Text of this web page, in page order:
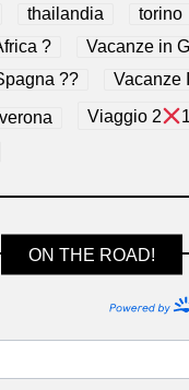
thailandia torino
?
Vacanze in
??
Vacanze
verona Viaggio 2
ON THE ROAD!